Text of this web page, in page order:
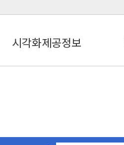
시각화제공정보